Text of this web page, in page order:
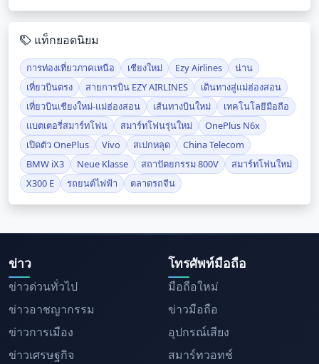
แท็กยอดนิยม
การท่องเที่ยวภาคเหนือ เชียงใหม่ Ezy Airlines
น่าน
เที่ยวบินตรง
สายการบิน EZY AIRLINES
เดินทางสู่แม่ฮ่องสอน
เที่ยวบินเชียงใหม่-แม่ฮ่องสอน
เส้นทางบินใหม่
เทคโนโลยีมือถือ
แบตเตอรี่สมาร์ทโฟน
สมาร์ทโฟนรุ่นใหม่
OnePlus N6x
เปิดตัว OnePlus
Vivo สเปกหลุด
China Telecom
BMW iX3
Neue Klasse สถาปัตยกรรม 800V
สมาร์ทโฟนใหม่
X300 E
รถยนต์ไฟฟ้า ตลาดรถจีน
ข่าว
ข่าวด่วนทั่วไป
ข่าวอาชญากรรม
ข่าวการเมือง
ข่าวเศรษฐกิจ
โทรศัพท์มือถือ
มือถือใหม่
ข่าวมือถือ
อุปกรณ์เสียง
สมาร์ทวอทช์